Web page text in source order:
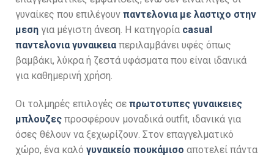
γυναίκες που επιλέγουν παντελονια με λαστιχο στην
μεση για μέγιστη άνεση. Η κατηγορία casual
παντελονια γυναικεια περιλαμβάνει υφές όπως
βαμβάκι, λύκρα ή ζεστά υφάσματα που είναι ιδανικά
για καθημερινή χρήση.
Οι τολμηρές επιλογές σε πρωτοτυπες γυναικειες
μπλουζες προσφέρουν μοναδικά outfit, ιδανικά για
όσες θέλουν να ξεχωρίζουν. Στον επαγγελματικό
χώρο, ένα καλό γυναικείο πουκάμισο αποτελεί πάντα